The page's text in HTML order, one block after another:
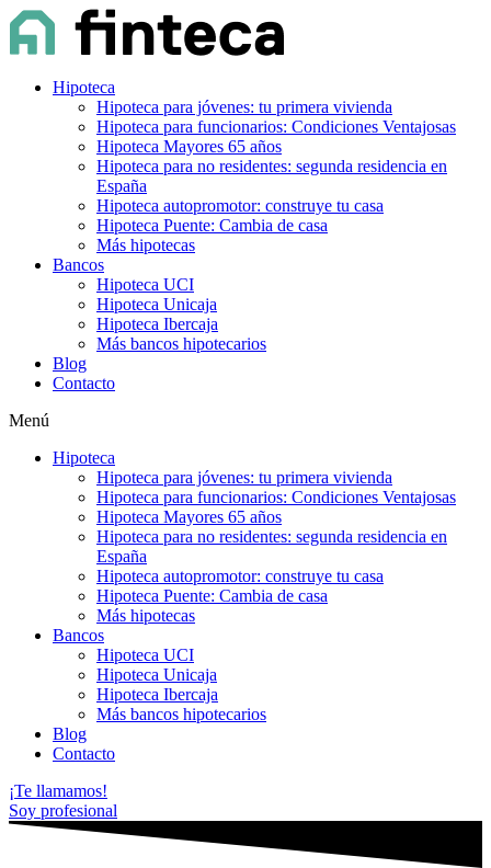
Hipoteca
Hipoteca para jóvenes: tu primera vivienda
Hipoteca para funcionarios: Condiciones Ventajosas
Hipoteca Mayores 65 años
Hipoteca para no residentes: segunda residencia en
España
Hipoteca autopromotor: construye tu casa
Hipoteca Puente: Cambia de casa
Más hipotecas
Bancos
Hipoteca UCI
Hipoteca Unicaja
Hipoteca Ibercaja
Más bancos hipotecarios
Blog
Contacto
Menú
Hipoteca
Hipoteca para jóvenes: tu primera vivienda
Hipoteca para funcionarios: Condiciones Ventajosas
Hipoteca Mayores 65 años
Hipoteca para no residentes: segunda residencia en
España
Hipoteca autopromotor: construye tu casa
Hipoteca Puente: Cambia de casa
Más hipotecas
Bancos
Hipoteca UCI
Hipoteca Unicaja
Hipoteca Ibercaja
Más bancos hipotecarios
Blog
Contacto
¡Te llamamos!
Soy profesional